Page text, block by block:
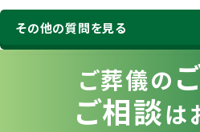
ております。ご自宅や病院
ていただければ、スタッフ
ていただきますので、お気
（ご希望の際は事前にフリ
き、ご希望日時や場所をお
ます。海洋葬に関するパン
その他の質問を見る
ご葬儀の
ご相談は